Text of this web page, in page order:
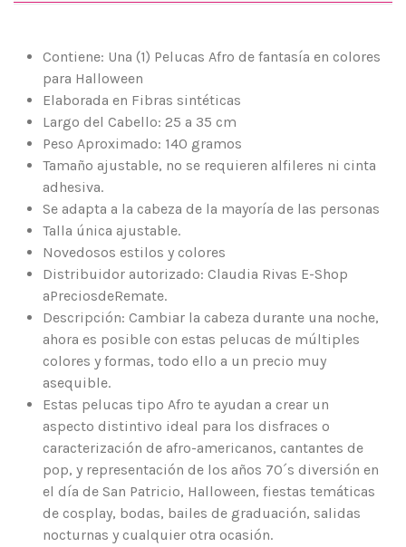
Contiene: Una (1) Pelucas Afro de fantasía en colores
para Halloween
Elaborada en Fibras sintéticas
Largo del Cabello: 25 a 35 cm
Peso Aproximado: 140 gramos
Tamaño ajustable, no se requieren alfileres ni cinta
adhesiva.
Se adapta a la cabeza de la mayoría de las personas
Talla única ajustable.
Novedosos estilos y colores
Distribuidor autorizado: Claudia Rivas E-Shop
aPreciosdeRemate.
Descripción: Cambiar la cabeza durante una noche,
ahora es posible con estas pelucas de múltiples
colores y formas, todo ello a un precio muy
asequible.
Estas pelucas tipo Afro te ayudan a crear un
aspecto distintivo ideal para los disfraces o
caracterización de afro-americanos, cantantes de
pop, y representación de los años 70´s diversión en
el día de San Patricio, Halloween, fiestas temáticas
de cosplay, bodas, bailes de graduación, salidas
nocturnas y cualquier otra ocasión.